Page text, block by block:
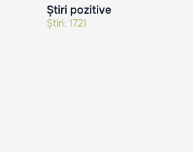
Știri pozitive
Știri: 1721